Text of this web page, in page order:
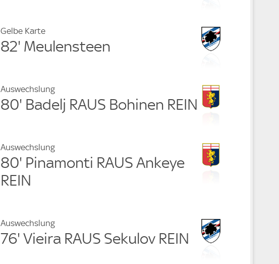
Gelbe Karte
82' Meulensteen
Auswechslung
80' Badelj RAUS Bohinen REIN
Auswechslung
80' Pinamonti RAUS Ankeye
REIN
Auswechslung
76' Vieira RAUS Sekulov REIN